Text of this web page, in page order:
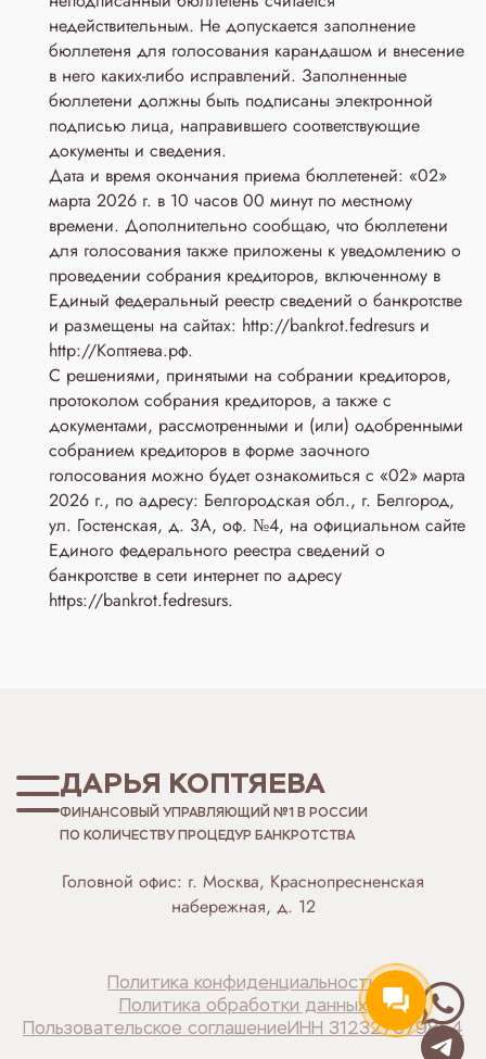
недействительным. Не допускается заполнение
бюллетеня для голосования карандашом и внесение
в него каких-либо исправлений. Заполненные
бюллетени должны быть подписаны электронной
подписью лица, направившего соответствующие
документы и сведения.
Дата и время окончания приема бюллетеней: «02»
марта 2026 г. в 10 часов 00 минут по местному
времени. Дополнительно сообщаю, что бюллетени
для голосования также приложены к уведомлению о
проведении собрания кредиторов, включенному в
Единый федеральный реестр сведений о банкротстве
и размещены на сайтах: http://bankrot.fedresurs и
http://Коптяева.рф.
С решениями, принятыми на собрании кредиторов,
протоколом собрания кредиторов, а также с
документами, рассмотренными и (или) одобренными
собранием кредиторов в форме заочного
голосования можно будет ознакомиться с «02» марта
2026 г., по адресу: Белгородская обл., г. Белгород,
ул. Гостенская, д. 3A, оф. №4, на официальном сайте
Единого федерального реестра сведений о
банкротстве в сети интернет по адресу
https://bankrot.fedresurs.
ДАРЬЯ КОПТЯЕВА
ФИНАНСОВЫЙ УПРАВЛЯЮЩИЙ №1 В РОССИИ
ПО КОЛИЧЕСТВУ ПРОЦЕДУР БАНКРОТСТВА
Головной офис: г. Москва, Краснопресненская
набережная, д. 12
Политика конфиденциальности
Политика обработки данных
Пользовательское соглашениеИНН 312327679854